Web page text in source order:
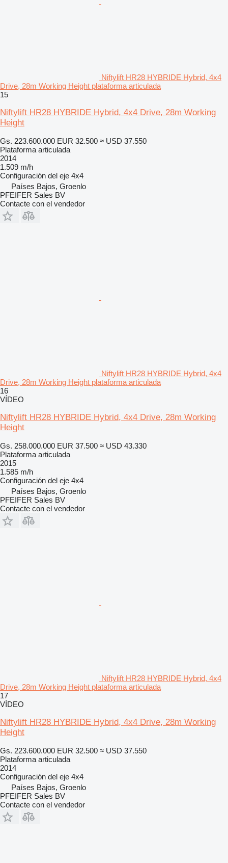
Niftylift HR28 HYBRIDE Hybrid, 4x4
Drive, 28m Working Height plataforma articulada
15
Niftylift HR28 HYBRIDE Hybrid, 4x4 Drive, 28m Working
Height
Gs. 223.600.000 EUR 32.500 ≈ USD 37.550
Plataforma articulada
2014
1.509 m/h
Configuración del eje 4x4
Países Bajos, Groenlo
PFEIFER Sales BV
Contacte con el vendedor
Niftylift HR28 HYBRIDE Hybrid, 4x4
Drive, 28m Working Height plataforma articulada
16
VÍDEO
Niftylift HR28 HYBRIDE Hybrid, 4x4 Drive, 28m Working
Height
Gs. 258.000.000 EUR 37.500 ≈ USD 43.330
Plataforma articulada
2015
1.585 m/h
Configuración del eje 4x4
Países Bajos, Groenlo
PFEIFER Sales BV
Contacte con el vendedor
Niftylift HR28 HYBRIDE Hybrid, 4x4
Drive, 28m Working Height plataforma articulada
17
VÍDEO
Niftylift HR28 HYBRIDE Hybrid, 4x4 Drive, 28m Working
Height
Gs. 223.600.000 EUR 32.500 ≈ USD 37.550
Plataforma articulada
2014
Configuración del eje 4x4
Países Bajos, Groenlo
PFEIFER Sales BV
Contacte con el vendedor